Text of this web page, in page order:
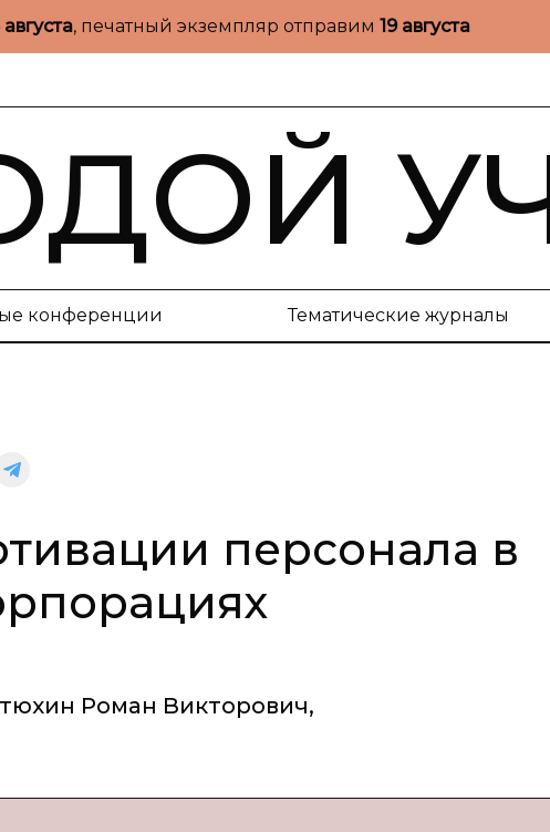
августа, печатный экземпляр отправим 19 августа
конференции Тематические журналы
персонала в
Роман Викторович,